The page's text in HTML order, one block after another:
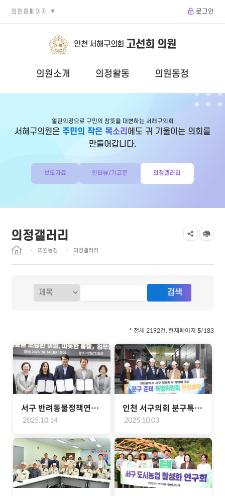
의원홈페이지 로그인
인천 서해구의회 고선희 의원
의원소개 의정활동 의원동정
열린의정으로 구민의 참뜻을 대변하는 서해구의회
서해구의원은 주민의 작은 목소리 에도 귀 기울이는 의회를
만들어갑니다.
보도자료 인터뷰/기고문 의정갤러리
의정갤러리
의원동정 의정갤러리
* 전체 2192건, 현재페이지 5/183
서구 반려동물정책연구회, 반려동물 장례문화 지원을 위한 업무협약 체결
2025.10.14
인천 서구의회 분구특위, 검단구 임시청사 모율러 제작 공장 현장방문(2025.10.02.)
2025.10.03